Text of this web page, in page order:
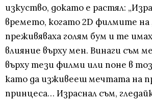
изкуство, докато е растял:
времето, когато 2D филмите на
преживяваха голям бум и те
влияние върху мен. Винаги съм
върху тези филми или поне в
като да изживееш мечтата на
принцеса… Израснал съм,